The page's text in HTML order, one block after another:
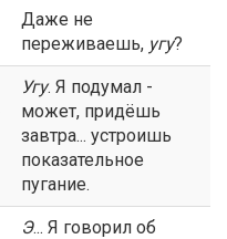
Даже не
переживаешь, угу?
Угу. Я подумал -
может, придёшь
завтра... устроишь
показательное
пугание.
Э... Я говорил об